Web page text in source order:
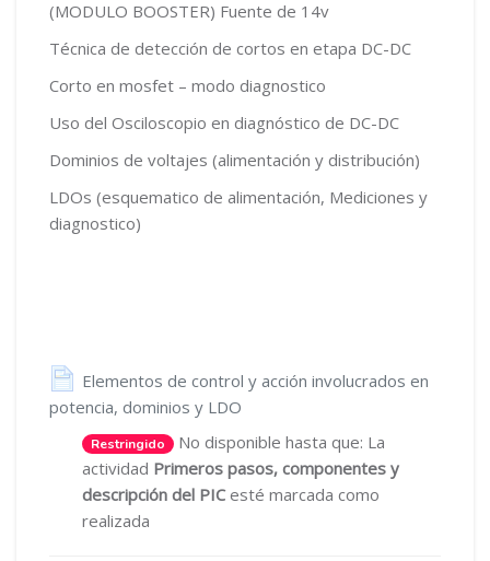
(MODULO BOOSTER) Fuente de 14v
Técnica de detección de cortos en etapa DC-DC
Corto en mosfet – modo diagnostico
Uso del Osciloscopio en diagnóstico de DC-DC
Dominios de voltajes (alimentación y distribución)
LDOs (esquematico de alimentación, Mediciones y
diagnostico)
Elementos de control y acción involucrados en
potencia, dominios y LDO
Restringido
No disponible hasta que: La
actividad Primeros pasos, componentes y
descripción del PICesté marcada como
realizada